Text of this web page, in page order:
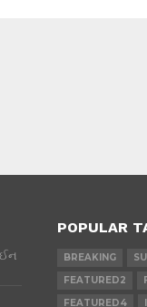
POPULAR
BREAKING
FEATURED2
FEATURED4